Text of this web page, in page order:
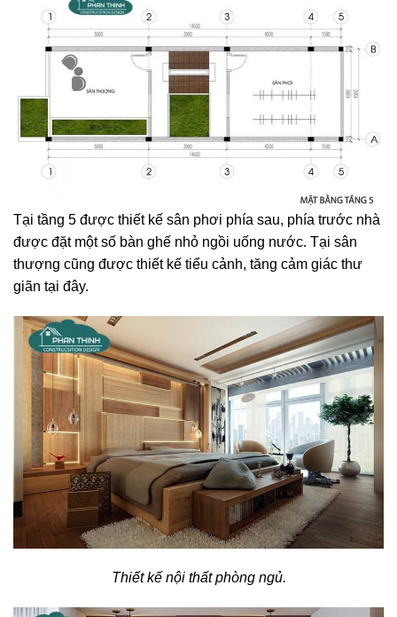
Tại tầng 5 được thiết kế sân phơi phía sau, phía trước nhà
được đặt một số bàn ghế nhỏ ngồi uống nước. Tại sân
thượng cũng được thiết kế tiểu cảnh, tăng cảm giác thư
giãn tại đây.
Thiết kế nội thất phòng ngủ.